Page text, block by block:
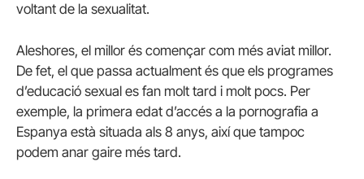
voltant de la sexualitat.
Aleshores, el millor és començar com més aviat millor.
De fet, el que passa actualment és que els programes
d’educació sexual es fan molt tard i molt pocs. Per
exemple, la primera edat d’accés a la pornografia a
Espanya està situada als 8 anys, així que tampoc
podem anar gaire més tard.